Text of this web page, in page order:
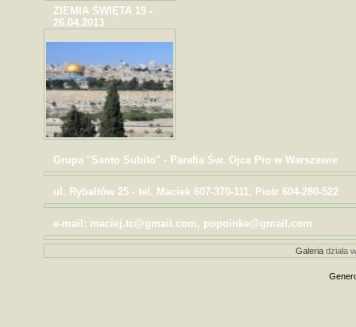
ZIEMIA ŚWIĘTA 19 -
26.04.2013
Grupa "Santo Subito" - Parafia Św. Ojca Pio w Warszawie
ul. Rybałtów 25 - tel. Maciek 607-370-111, Piotr 604-280-522
e-mail: maciej.tc@gmail.com, popoinke@gmail.com
Galeriadziała